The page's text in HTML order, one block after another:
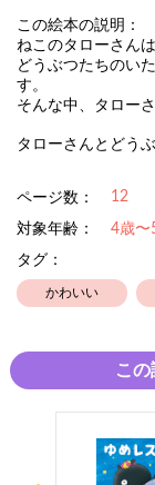
この絵本の説明：
ねこのタローさん
どうぶつたちのい
す。
そんな中、タロー
タローさんとどう
ページ数： 12
対象年齢：
4歳〜
タグ：
かわいい
こ